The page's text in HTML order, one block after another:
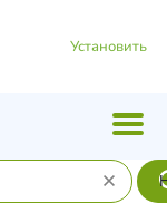
Установить